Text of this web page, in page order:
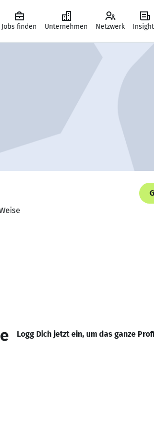
Jobs finden Unternehmen Netzwerk
Logg Dich jetzt ein, um das ganze